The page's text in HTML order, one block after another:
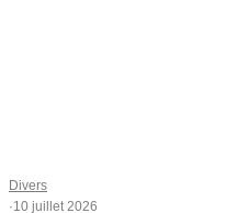
Divers
·10 juillet 2026